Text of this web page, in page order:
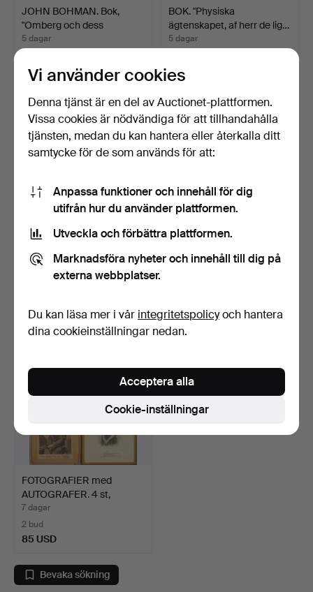
JOHN BOHMAN. Bok,
"Omberg och dess
omgifni…
5 dagar
159 USD
BOK. "Physiska
ägtenskapet, af herr de lig…
5 dagar
106 USD
vol I-II (Sjöfarare …
VECKOTIDNING, 5 st band,
FOTOGRAFIER med
AUTOGRAFER. 4 st,
svenska …
7 dagar
2 bud
85 USD
Bevaka sökning
Vi använder cookies
Denna tjänst är en del av Auctionet-plattformen.
Vissa cookies är nödvändiga för att tillhandahålla
tjänsten, medan du kan hantera eller återkalla ditt
samtycke för de som används för att:
Anpassa funktioner och innehåll för dig
utifrån hur du använder plattformen.
Utveckla och förbättra plattformen.
Marknadsföra nyheter och innehåll till dig på
externa webbplatser.
Du kan läsa mer i vår integritetspolicyoch hantera
dina cookieinställningar nedan.
Cookie-inställningar
Acceptera alla